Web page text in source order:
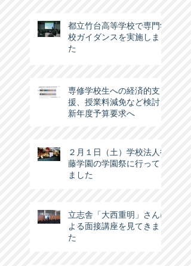
都立竹台高等学校で専門学
校ガイダンスを実施しまし
た
専修学校生への経済的支
援、授業料減免など検討…
新年度予算要求へ
２月１日（土）学校法人後
藤学園の学園祭に行ってき
ました
立志舎「大西重明」さんに
よる面接講座を見てきまし
た